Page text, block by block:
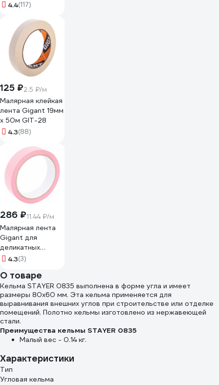
4.4(117)
125 ₽2.5 ₽/м
Малярная клейкая
лента Gigant 19мм
x 50м GIT-28
4.3(88)
286 ₽11.44 ₽/м
Малярная лента
Gigant для
деликатных
поверхностей
40
4.3(3)
О товаре
Кельма STAYER 0835 выполнена в форме угла и имеет
размеры 80х60 мм. Эта кельма применяется для
выравнивания внешних углов при строительстве или отделке
помещений. Полотно кельмы изготовлено из нержавеющей
стали.
Преимущества кельмы STAYER 0835
Малый вес - 0.14 кг.
Характеристики
Тип
Угловая кельма